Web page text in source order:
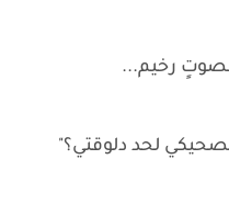
بصوتٍ رخيم...
لحد دلوقتي؟"